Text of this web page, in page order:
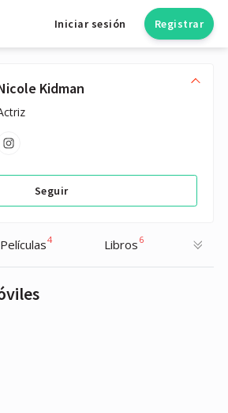
Iniciar sesión Registrar
Kidman
Seguir
Películas4 Libros 6